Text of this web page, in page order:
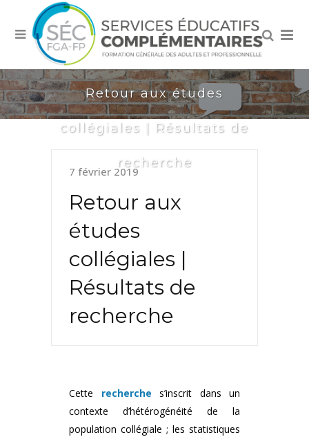
Retour aux études
collégiales | Résultats de
recherche
7 février 2019
Retour aux
études
collégiales |
Résultats de
recherche
Cette recherche s’inscrit dans un
contexte d’hétérogénéité de la
population collégiale ; les statistiques